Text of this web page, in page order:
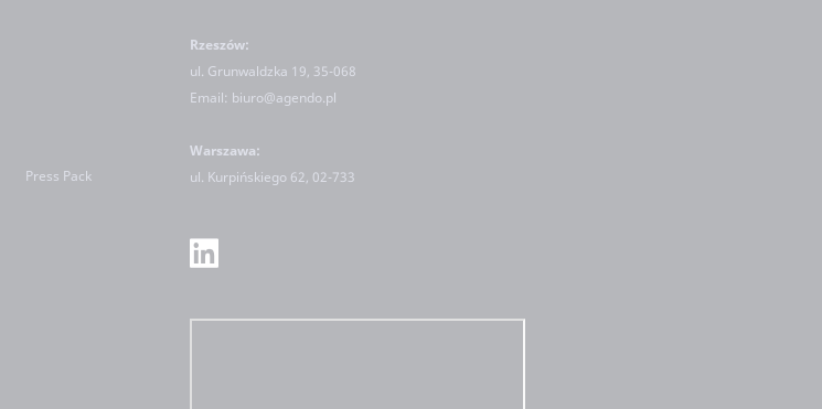
Press Pack
Rzeszów:
ul. Grunwaldzka 19, 35-068
Email: biuro@agendo.pl
Warszawa:
ul. Kurpińskiego 62, 02-733